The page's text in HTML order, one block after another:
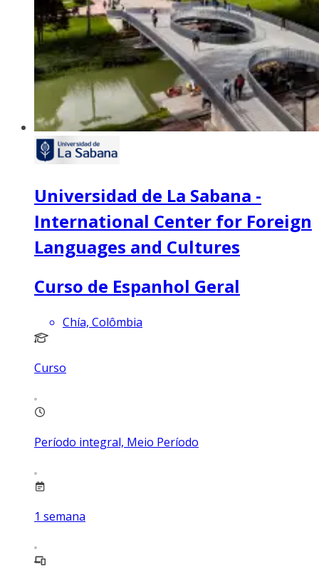
Universidad de La Sabana -
International Center for Foreign
Languages and Cultures
Curso de Espanhol Geral
Chía, Colômbia
Curso
Período integral, Meio Período
1 semana